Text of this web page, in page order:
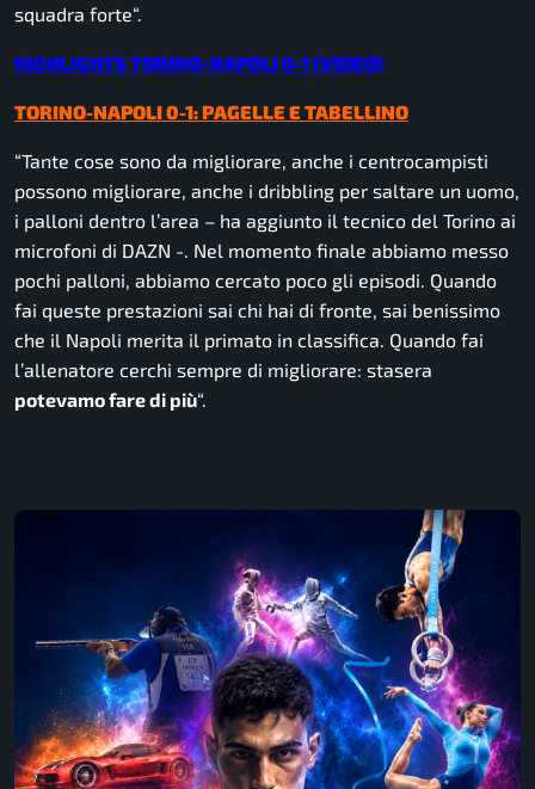
squadra forte“.
HIGHLIGHTS TORINO-NAPOLI 0-1 (VIDEO)
TORINO-NAPOLI 0-1: PAGELLE E TABELLINO
“Tante cose sono da migliorare, anche i centrocampisti
possono migliorare, anche i dribbling per saltare un uomo,
i palloni dentro l’area – ha aggiunto il tecnico del Torino ai
microfoni di DAZN -. Nel momento finale abbiamo messo
pochi palloni, abbiamo cercato poco gli episodi. Quando
fai queste prestazioni sai chi hai di fronte, sai benissimo
che il Napoli merita il primato in classifica. Quando fai
l’allenatore cerchi sempre di migliorare: stasera
potevamo fare di più“.